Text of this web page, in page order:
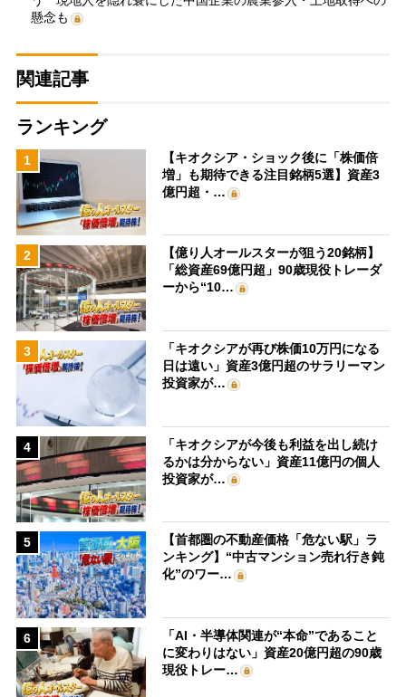
懸念も
関連記事
ランキング
1
【キオクシア・ショック後に「株価倍
増」も期待できる注目銘柄5選】資産3
億円超・…
2
【億り人オールスターが狙う20銘柄】
「総資産69億円超」90歳現役トレーダ
ーから“10…
3
「キオクシアが再び株価10万円になる
日は遠い」資産3億円超のサラリーマン
投資家が…
4
「キオクシアが今後も利益を出し続け
るかは分からない」資産11億円の個人
投資家が…
5
【首都圏の不動産価格「危ない駅」ラ
ンキング】“中古マンション売れ行き鈍
化”のワー…
6
「AI・半導体関連が“本命”であること
に変わりはない」資産20億円超の90歳
現役トレー…